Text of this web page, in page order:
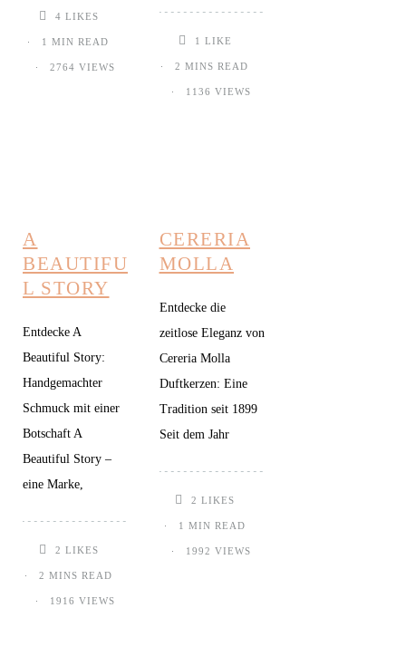
4 LIKES
1 MIN READ
2764 VIEWS
1 LIKE
2 MINS READ
1136 VIEWS
A
BEAUTIFU
L STORY
Entdecke A
Beautiful Story:
Handgemachter
Schmuck mit einer
Botschaft A
Beautiful Story –
eine Marke,
2 LIKES
2 MINS READ
1916 VIEWS
CERERIA
MOLLA
Entdecke die
zeitlose Eleganz von
Cereria Molla
Duftkerzen: Eine
Tradition seit 1899
Seit dem Jahr
2 LIKES
1 MIN READ
1992 VIEWS